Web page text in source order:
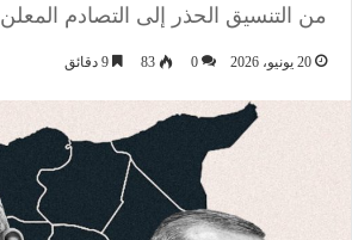
من التنسيق الحذر إلى التصادم المعلن
20 يونيو، 2026 0
83